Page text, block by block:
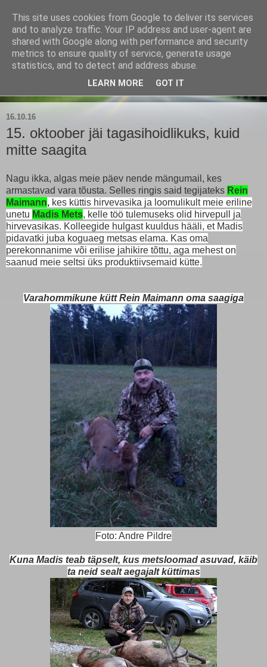
Kärla Jahimeeste Selts
Blogi Saaremaa keskpaiga jahimeeste tegemistest
16.10.16
15. oktoober jäi tagasihoidlikuks, kuid
mitte saagita
Nagu ikka, algas meie päev nende mängumail, kes
armastavad vara tõusta. Selles ringis said tegijateks Rein
Maimann, kes küttis hirvevasika ja loomulikult meie eriline
unetu Madis Mets, kelle töö tulemuseks olid hirvepull ja
hirvevasikas. Kolleegide hulgast kuuldus hääli, et Madis
pidavatki juba koguaeg metsas elama. Kas oma
perekonnanime või erilise jahikire tõttu, aga mehest on
saanud meie seltsi üks produktiivsemaid kütte.
Varahommikune kütt Rein Maimann oma saagiga
Foto: Andre Pildre
Kuna Madis teab täpselt, kus metsloomad asuvad, käib
ta neid sealt aegajalt küttimas
This site uses cookies from Google to deliver its services
and to analyze traffic. Your IP address and user-agent are
shared with Google along with performance and security
metrics to ensure quality of service, generate usage
statistics, and to detect and address abuse.
LEARN MORE GOT IT